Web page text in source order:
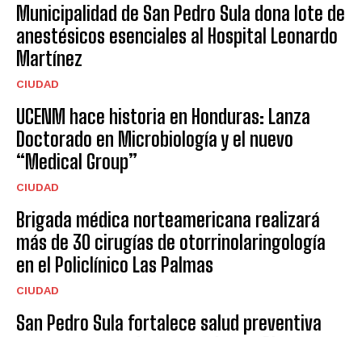
Municipalidad de San Pedro Sula dona lote de
anestésicos esenciales al Hospital Leonardo
Martínez
CIUDAD
UCENM hace historia en Honduras: Lanza
Doctorado en Microbiología y el nuevo
“Medical Group”
CIUDAD
Brigada médica norteamericana realizará
más de 30 cirugías de otorrinolaringología
en el Policlínico Las Palmas
CIUDAD
San Pedro Sula fortalece salud preventiva